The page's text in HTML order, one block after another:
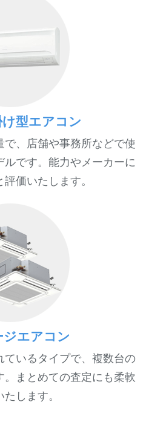
型エアコン
、店舗や事務所などで使
です。能力やメーカーに
価いたします。
エアコン
いるタイプで、複数台の
。まとめての査定にも柔軟
します。